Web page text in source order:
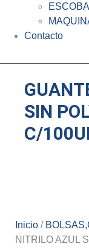
Contacto
SIN
C/
Inicio /
NITRILO AZUL